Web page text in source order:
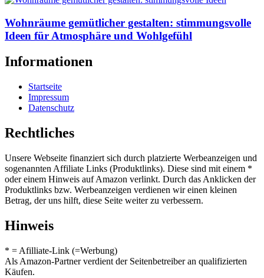
Wohnräume gemütlicher gestalten: stimmungsvolle
Ideen für Atmosphäre und Wohlgefühl
Informationen
Startseite
Impressum
Datenschutz
Rechtliches
Unsere Webseite finanziert sich durch platzierte Werbeanzeigen und
sogenannten Affiliate Links (Produktlinks). Diese sind mit einem *
oder einem Hinweis auf Amazon verlinkt. Durch das Anklicken der
Produktlinks bzw. Werbeanzeigen verdienen wir einen kleinen
Betrag, der uns hilft, diese Seite weiter zu verbessern.
Hinweis
* = Afilliate-Link (=Werbung)
Als Amazon-Partner verdient der Seitenbetreiber an qualifizierten
Käufen.